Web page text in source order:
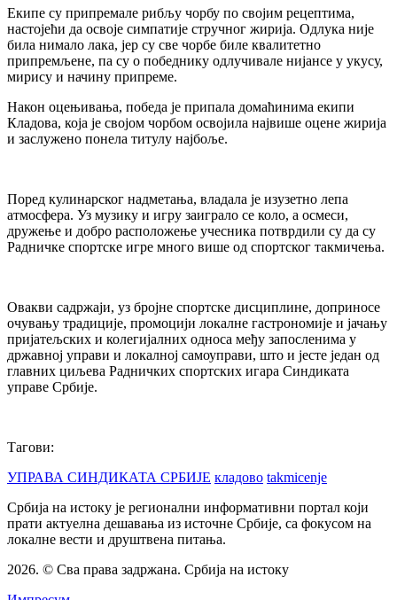
Екипе су припремале рибљу чорбу по својим рецептима,
настојећи да освоје симпатије стручног жирија. Одлука није
била нимало лака, јер су све чорбе биле квалитетно
припремљене, па су о победнику одлучивале нијансе у укусу,
мирису и начину припреме.
Након оцењивања, победа је припала домаћинима екипи
Кладова, која је својом чорбом освојила највише оцене жирија
и заслужено понела титулу најбоље.
Поред кулинарског надметања, владала је изузетно лепа
атмосфера. Уз музику и игру заиграло се коло, а осмеси,
дружење и добро расположење учесника потврдили су да су
Радничке спортске игре много више од спортског такмичења.
Овакви садржаји, уз бројне спортске дисциплине, доприносе
очувању традиције, промоцији локалне гастрономије и јачању
пријатељских и колегијалних односа међу запосленима у
државној управи и локалној самоуправи, што и јесте један од
главних циљева Радничких спортских игара Синдиката
управе Србије.
Тагови:
УПРАВА СИНДИКАТА СРБИЈЕ кладово takmicenje
Србија на истоку је регионални информативни портал који
прати актуелна дешавања из источне Србије, са фокусом на
локалне вести и друштвена питања.
2026. © Сва права задржана. Србија на истоку